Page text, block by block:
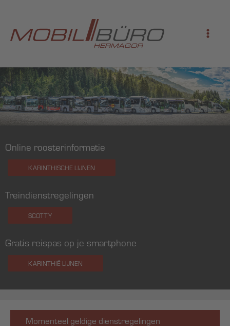
inhoud
Online roosterinformatie
KARINTHISCHE LIJNEN
Treindienstregelingen
SCOTTY
Gratis reispas op je smartphone
KARINTHIË LIJNEN
Momenteel geldige dienstregelingen